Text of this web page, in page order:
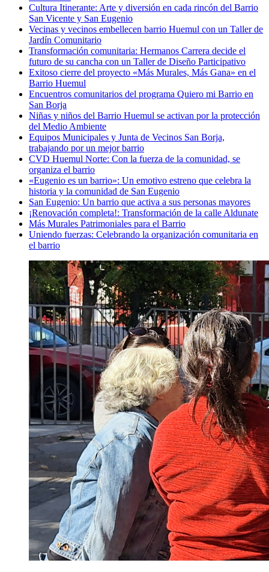
Cultura Itinerante: Arte y diversión en cada rincón del Barrio
San Vicente y San Eugenio
Vecinas y vecinos embellecen barrio Huemul con un Taller de
Jardín Comunitario
Transformación comunitaria: Hermanos Carrera decide el
futuro de su cancha con un Taller de Diseño Participativo
Exitoso cierre del proyecto «Más Murales, Más Gana» en el
Barrio Huemul
Encuentros comunitarios del programa Quiero mi Barrio en
San Borja
Niñas y niños del Barrio Huemul se activan por la protección
del Medio Ambiente
Equipos Municipales y Junta de Vecinos San Borja,
trabajando por un mejor barrio
CVD Huemul Norte: Con la fuerza de la comunidad, se
organiza el barrio
«Eugenio es un barrio»: Un emotivo estreno que celebra la
historia y la comunidad de San Eugenio
San Eugenio: Un barrio que activa a sus personas mayores
¡Renovación completa!: Transformación de la calle Aldunate
Más Murales Patrimoniales para el Barrio
Uniendo fuerzas: Celebrando la organización comunitaria en
el barrio